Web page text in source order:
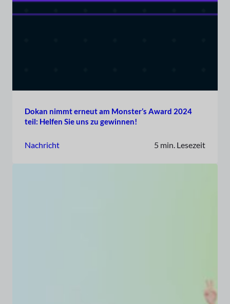
Dokan nimmt erneut am Monster’s Award 2024
teil: Helfen Sie uns zu gewinnen!
Nachricht 5 min. Lesezeit